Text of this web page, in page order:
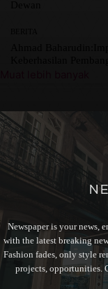
Newspaper is your news,
with the latest breaking
Fashion fades, only style
projects, opportunities.